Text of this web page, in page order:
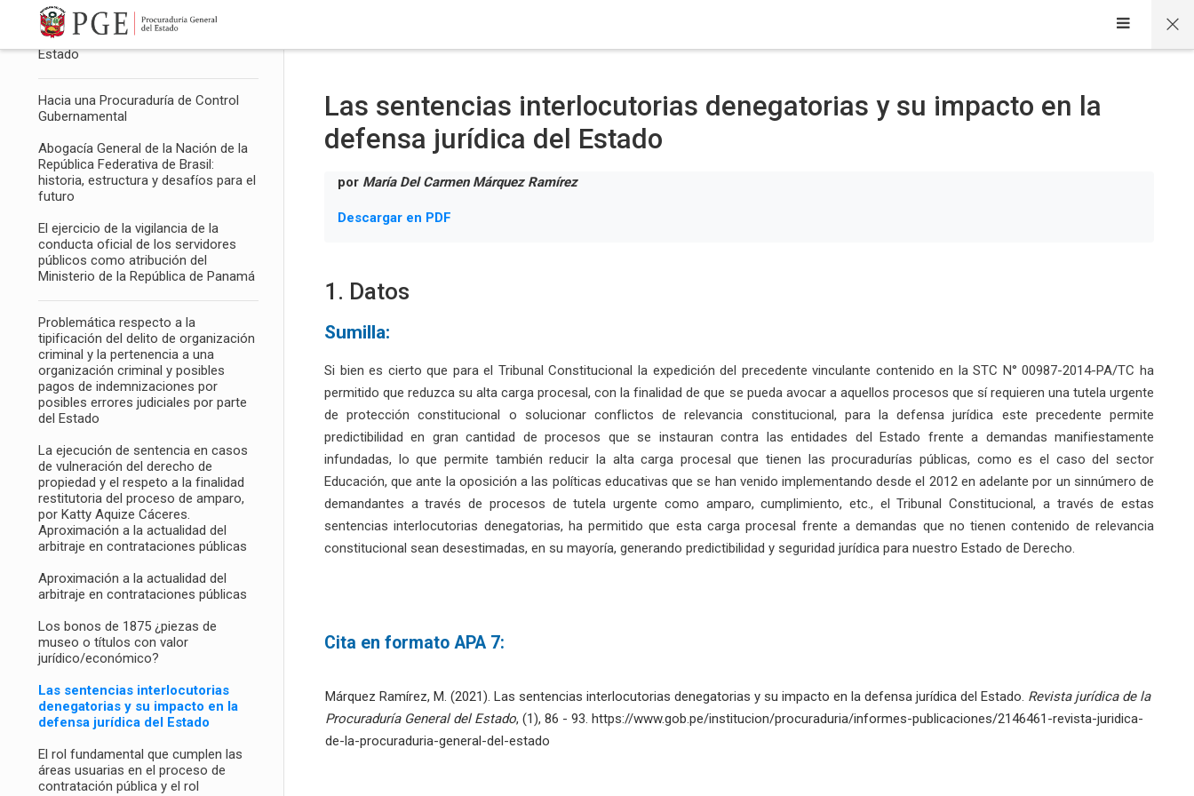
Salta al contenido principal
Rol de la Procuraduría General del
Estado en la Defensa Jurídica del
Estado
Hacia una Procuraduría de Control
Gubernamental
Abogacía General de la Nación de la
República Federativa de Brasil:
historia, estructura y desafíos para el
futuro
El ejercicio de la vigilancia de la
conducta oficial de los servidores
públicos como atribución del
Ministerio de la República de Panamá
Problemática respecto a la
tipificación del delito de organización
criminal y la pertenencia a una
organización criminal y posibles
pagos de indemnizaciones por
posibles errores judiciales por parte
del Estado
La ejecución de sentencia en casos
de vulneración del derecho de
propiedad y el respeto a la finalidad
restitutoria del proceso de amparo,
por Katty Aquize Cáceres.
Aproximación a la actualidad del
arbitraje en contrataciones públicas
Aproximación a la actualidad del
arbitraje en contrataciones públicas
Los bonos de 1875 ¿piezas de
museo o títulos con valor
jurídico/económico?
Las sentencias interlocutorias
denegatorias y su impacto en la
defensa jurídica del Estado
El rol fundamental que cumplen las
áreas usuarias en el proceso de
contratación pública y el rol
Las sentencias interlocutorias denegatorias y su impacto en la
defensa jurídica del Estado
por María Del Carmen Márquez Ramírez
Descargar en PDF
1. Datos
Sumilla:
Si bien es cierto que para el Tribunal Constitucional la expedición del precedente vinculante contenido en la STC N° 00987-2014-PA/TC ha
permitido que reduzca su alta carga procesal, con la finalidad de que se pueda avocar a aquellos procesos que sí requieren una tutela urgente
de protección constitucional o solucionar conflictos de relevancia constitucional, para la defensa jurídica este precedente permite
predictibilidad en gran cantidad de procesos que se instauran contra las entidades del Estado frente a demandas manifiestamente
infundadas, lo que permite también reducir la alta carga procesal que tienen las procuradurías públicas, como es el caso del sector
Educación, que ante la oposición a las políticas educativas que se han venido implementando desde el 2012 en adelante por un sinnúmero de
demandantes a través de procesos de tutela urgente como amparo, cumplimiento, etc., el Tribunal Constitucional, a través de estas
sentencias interlocutorias denegatorias, ha permitido que esta carga procesal frente a demandas que no tienen contenido de relevancia
constitucional sean desestimadas, en su mayoría, generando predictibilidad y seguridad jurídica para nuestro Estado de Derecho.
Márquez Ramírez, M. (2021). Las sentencias interlocutorias denegatorias y su impacto en la defensa jurídica del Estado. Revista jurídica de la
Procuraduría General del Estado, (1), 86 - 93. https://www.gob.pe/institucion/procuraduria/informes-publicaciones/2146461-revista-juridica-
de-la-procuraduria-general-del-estado
Cita en formato APA 7: